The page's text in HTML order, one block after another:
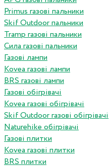
Primus газові пальники
Skif Outdoor пальники
Tramp газові пальники
Сила газові пальники
Газові лампи
Kovea газові лампи
BRS газові лампи
Газові обігрівачі
Kovea газові обігрівачі
Skif Outdoor газові обігрівачі
Naturehike обігрівачі
Газові плитки
Kovea газові плитки
BRS плитки